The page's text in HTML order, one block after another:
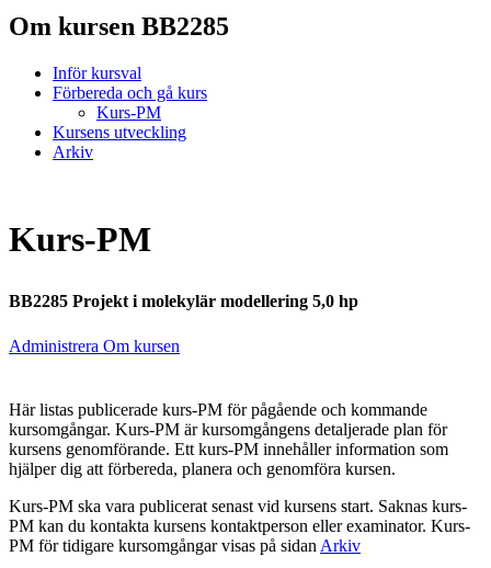
Om kursen BB2285
Inför kursval
Förbereda och gå kurs
Kurs-PM
Kursens utveckling
Arkiv
Kurs-PM
BB2285 Projekt i molekylär modellering 5,0 hp
Administrera Om kursen
Här listas publicerade kurs-PM för pågående och kommande
kursomgångar. Kurs-PM är kursomgångens detaljerade plan för
kursens genomförande. Ett kurs-PM innehåller information som
hjälper dig att förbereda, planera och genomföra kursen.
Kurs-PM ska vara publicerat senast vid kursens start. Saknas kurs-
PM kan du kontakta kursens kontaktperson eller examinator. Kurs-
PM för tidigare kursomgångar visas på sidan Arkiv